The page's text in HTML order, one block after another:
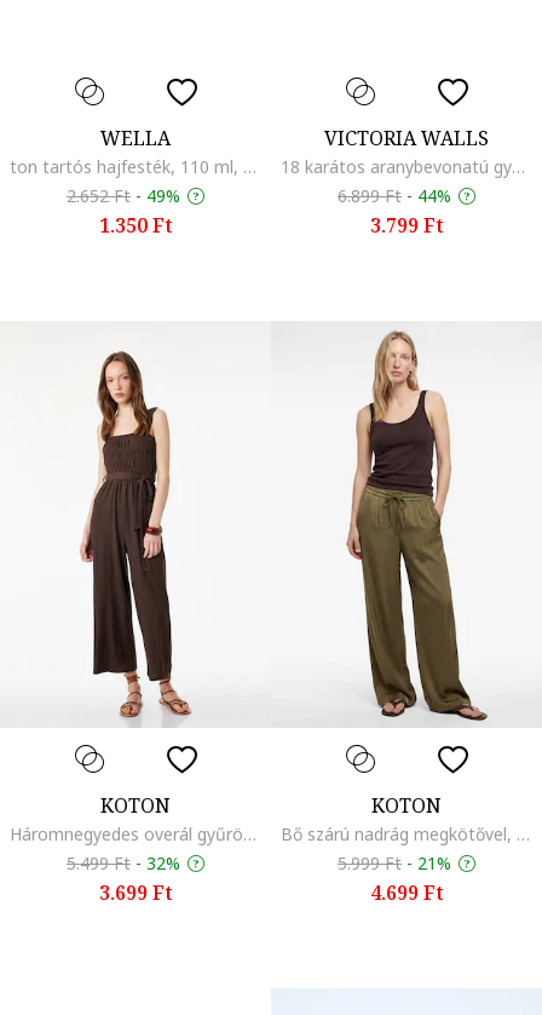
WELLA
ton tartós hajfesték, 110 ml, Chocolate with caramel 8/74
2.652 Ft - 49%
1.350 Ft
VICTORIA WALLS
18 karátos aranybevonatú gyűrű és fülbevaló szett, Fehér/Aranyszín
6.899 Ft - 44%
3.799 Ft
KOTON
Háromnegyedes overál gyűrött dizájnnal, Fangóbarna,
5.499 Ft - 32%
3.699 Ft
KOTON
Bő szárú nadrág megkötővel, Olívazöld
5.999 Ft - 21%
4.699 Ft